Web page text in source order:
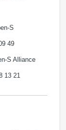
S
49
S Alliance
13 21